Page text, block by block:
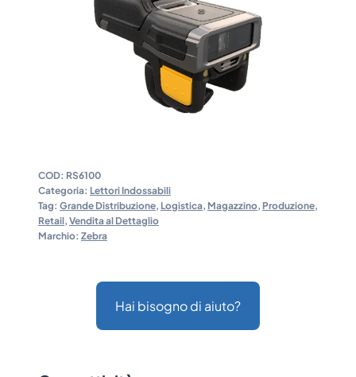
COD: RS6100
Categoria: Lettori Indossabili
Tag: Grande Distribuzione, Logistica, Magazzino, Produzione,
Retail, Vendita al Dettaglio
Marchio: Zebra
Hai bisogno di aiuto?